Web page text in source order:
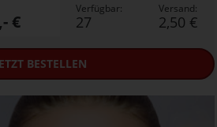
€
Verfügbar:
27
Versand:
2,50 €
BESTELLEN